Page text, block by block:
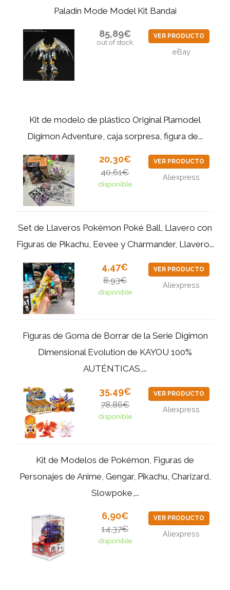
Paladin Mode Model Kit Bandai
85,89€
out of stock
VER PRODUCTO
eBay
Kit de modelo de plástico Original Plamodel
Digimon Adventure, caja sorpresa, figura de...
20,30€
40,61€
disponible
VER PRODUCTO
Aliexpress
Set de Llaveros Pokémon Poké Ball, Llavero con
Figuras de Pikachu, Eevee y Charmander, Llavero...
4,47€
8,93€
disponible
VER PRODUCTO
Aliexpress
Figuras de Goma de Borrar de la Serie Digimon
Dimensional Evolution de KAYOU 100%
AUTÉNTICAS,...
35,49€
78,86€
disponible
VER PRODUCTO
Aliexpress
Kit de Modelos de Pokémon, Figuras de
Personajes de Anime, Gengar, Pikachu, Charizard,
Slowpoke,...
6,90€
14,37€
disponible
VER PRODUCTO
Aliexpress